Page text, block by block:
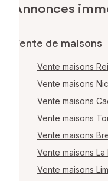
Annonces
Vente de maisons
Vente maisons
Vente maisons
Vente maisons
Vente maisons
Vente maisons
Vente maisons La
Vente maisons